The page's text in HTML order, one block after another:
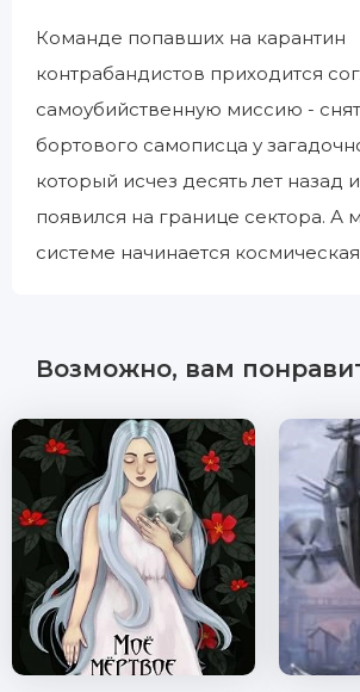
Команде попавших на карантин
контрабандистов приходится
самоубийственную миссию -
бортового самописца у
который исчез десять лет назад
появился на границе сектора. А
системе начинается
Возможно, вам